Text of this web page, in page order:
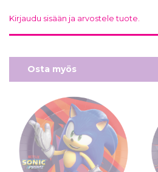
Kirjaudu sisään ja arvostele tuote.
Osta myös